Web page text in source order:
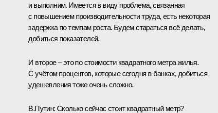
и выполним. Имеется в виду проблема, связанная
с повышением производительности труда, есть некоторая
задержка по темпам роста. Будем стараться всё делать,
добиться показателей.
И второе – это по стоимости квадратного метра жилья.
С учётом процентов, которые сегодня в банках, добиться
удешевления тоже очень сложно.
В.Путин: Сколько сейчас стоит квадратный метр?